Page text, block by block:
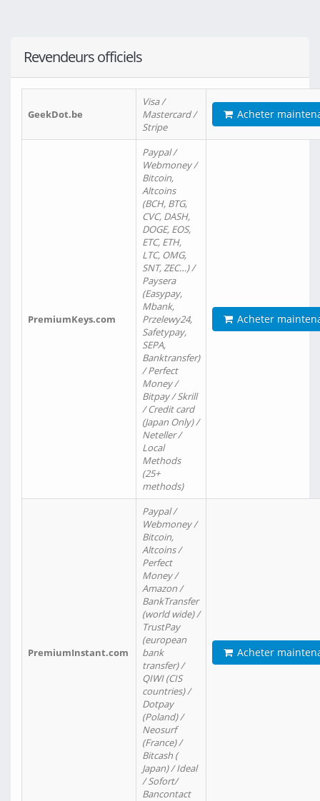
Revendeurs officiels
GeekDot.be
Visa /
Mastercard /
Stripe
Acheter
PremiumKeys.com
Paypal /
Webmoney /
Bitcoin,
Altcoins
(BCH, BTG,
CVC, DASH,
DOGE, EOS,
ETC, ETH,
LTC, OMG,
SNT, ZEC…) /
Paysera
(Easypay,
Mbank,
Przelewy24,
Safetypay,
SEPA,
Banktransfer)
/ Perfect
Money /
Bitpay / Skrill
/ Credit card
(Japan Only) /
Neteller /
Local
Methods
(25+
methods)
Acheter
PremiumInstant.com
Paypal /
Webmoney /
Bitcoin,
Altcoins /
Perfect
Money /
Amazon /
BankTransfer
(world wide) /
TrustPay
(european
bank
transfer) /
QIWI (CIS
countries) /
Dotpay
(Poland) /
Neosurf
(France) /
Bitcash (
Japan) / Ideal
/ Sofort/
Bancontact
Acheter